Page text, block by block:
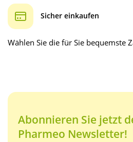
Sicher einkaufen
Wählen Sie die für Sie bequemste
Abonnieren Sie jetzt
Pharmeo Newsletter!